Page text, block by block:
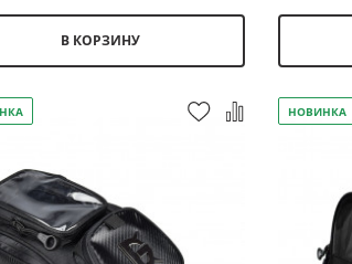
В КОРЗИНУ
НОВИНКА